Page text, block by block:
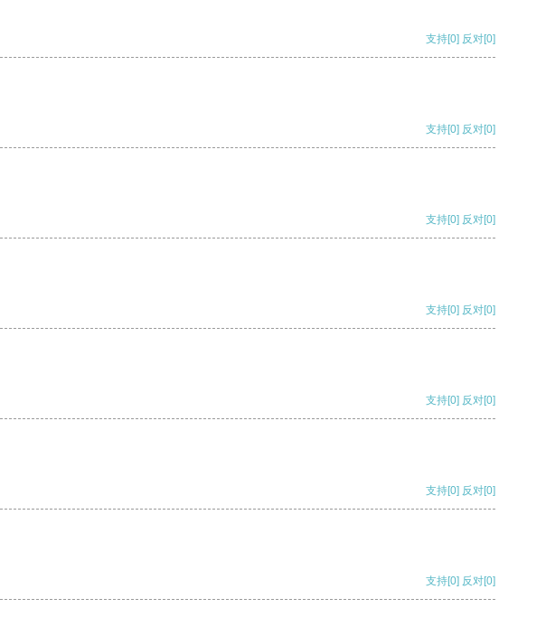
支持[0] 反对[0]
支持[0] 反对[0]
支持[0] 反对[0]
支持[0] 反对[0]
支持[0] 反对[0]
支持[0] 反对[0]
支持[0] 反对[0]